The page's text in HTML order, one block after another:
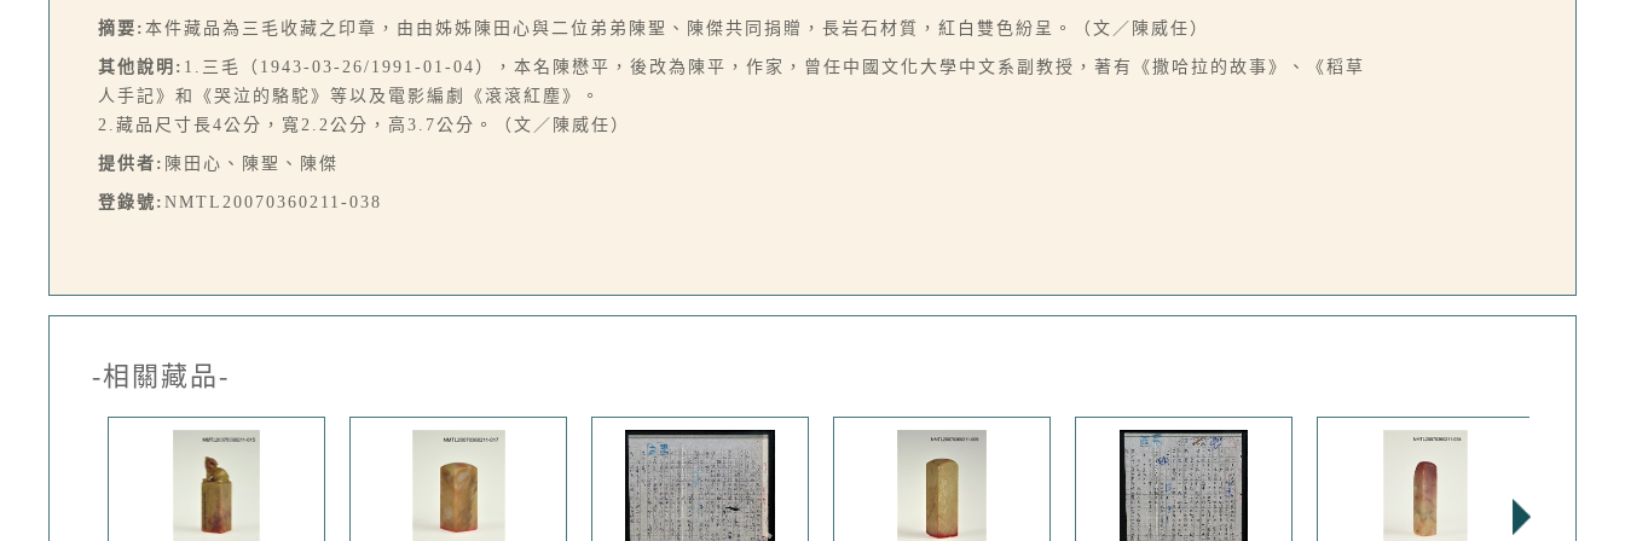
摘要: 本件藏品為三毛收藏之印章，由由姊姊陳田心與二位弟弟陳聖、陳傑共同捐贈，長岩石材質，紅白雙色紛呈。（文／陳威任）
其他說明: 1.三毛（1943-03-26/1991-01-04），本名陳懋平，後改為陳平，作家，曾任中國文化大學中文系副教授，著有《撒哈拉的故事》、《稻草
人手記》和《哭泣的駱駝》等以及電影編劇《滾滾紅塵》。
2.藏品尺寸長4公分，寬2.2公分，高3.7公分。（文／陳威任）
提供者: 陳田心、陳聖、陳傑
登錄號: NMTL20070360211-038
-相關藏品-